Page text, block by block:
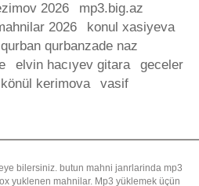
2026
mp3.big.az
2026
konul xasiyeva
qurban qurbanzade naz
elvin hacıyev gitara
geceler
könül kerimova
vasif
bilersiniz. butun mahni janrlarinda mp3
yuklenen mahnilar. Mp3 yüklemek üçün